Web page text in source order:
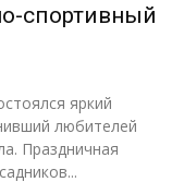
спортивный
яркий
любителей
Праздничная